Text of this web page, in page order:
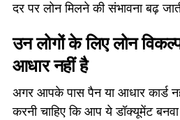
दर पर लोन मिलने की संभावना बढ़
उन लोगों के लिए लोन
आधार नहीं है
अगर आपके पास पैन या आधार कार्ड
करनी चाहिए कि आप ये डॉक्यूमेंट